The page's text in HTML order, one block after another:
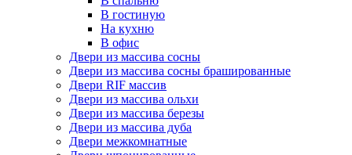
В гостиную
На кухню
В офис
Двери из массива сосны
Двери из массива сосны брашированные
Двери RIF массив
Двери из массива ольхи
Двери из массива березы
Двери из массива дуба
Двери межкомнатные